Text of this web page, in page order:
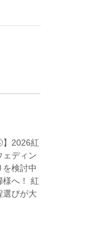
】2026紅
ェディン
を検討中
様へ！ 紅
選びが大